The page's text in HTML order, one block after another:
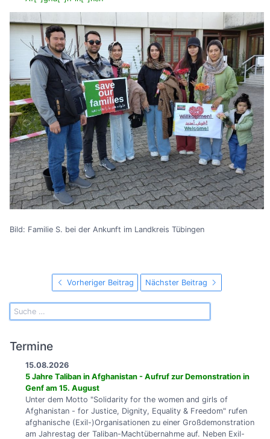
Bild: Familie S. bei der Ankunft im Landkreis Tübingen
Vorheriger Beitrag Nächster Beitrag
Termine
15.08.2026
5 Jahre Taliban in Afghanistan - Aufruf zur Demonstration in
Genf am 15. August
Unter dem Motto "Solidarity for the women and girls of
Afghanistan - for Justice, Dignity, Equality & Freedom" rufen
afghanische (Exil-)Organisationen zu einer Großdemonstration
am Jahrestag der Taliban-Machtübernahme auf. Neben Exil-